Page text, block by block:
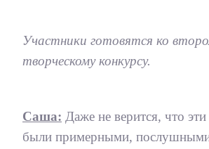
Участники готовятся ко
творческому конкурсу.
Саша: Даже не верится, что
были примерными,